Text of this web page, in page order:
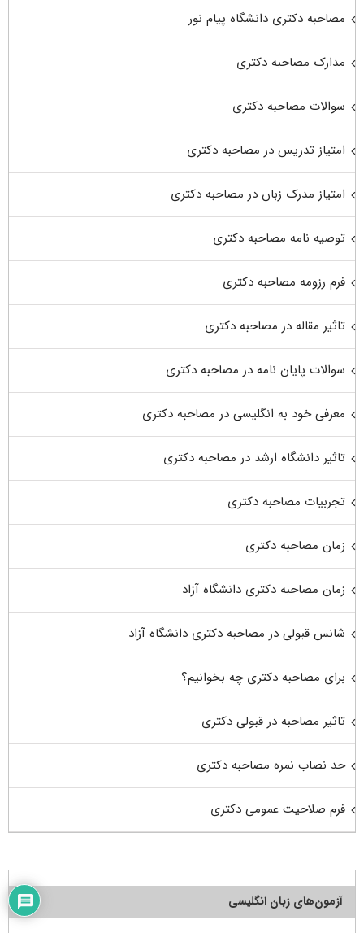
مصاحبه دکتری دانشگاه پیام نور
مدارک مصاحبه دکتری
سوالات مصاحبه دکتری
امتیاز تدریس در مصاحبه دکتری
امتیاز مدرک زبان در مصاحبه دکتری
توصیه نامه مصاحبه دکتری
فرم رزومه مصاحبه دکتری
تاثیر مقاله در مصاحبه دکتری
سوالات پایان نامه در مصاحبه دکتری
معرفی خود به انگلیسی در مصاحبه دکتری
تاثیر دانشگاه ارشد در مصاحبه دکتری
تجربیات مصاحبه دکتری
زمان مصاحبه دکتری
زمان مصاحبه دکتری دانشگاه آزاد
شانس قبولی در مصاحبه دکتری دانشگاه آزاد
برای مصاحبه دکتری چه بخوانیم؟
تاثیر مصاحبه در قبولی دکتری
حد نصاب نمره مصاحبه دکتری
فرم صلاحیت عمومی دکتری
آزمون‌های زبان انگلیسی